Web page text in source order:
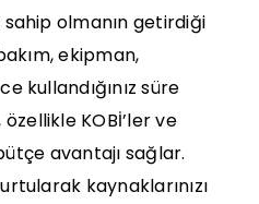
sahip olmanın getirdiği
ekipman,
kullandığınız süre
KOBİ’ler ve
avantajı sağlar.
kaynaklarınızı